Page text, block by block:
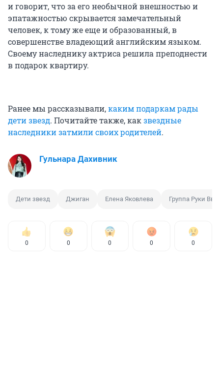
и говорит, что за его необычной внешностью и
эпатажностью скрывается замечательный
человек, к тому же еще и образованный, в
совершенстве владеющий английским языком.
Своему наследнику актриса решила преподнести
в подарок квартиру.
Ранее мы рассказывали,каким подаркам рады
дети звезд. Почитайте также, какзвездные
наследники затмили своих родителей.
Гульнара Дахивник
Дети звезд Джиган Елена Яковлева Группа Руки
0 0 0 0 0